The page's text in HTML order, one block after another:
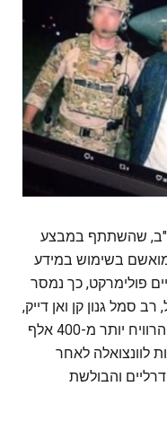
שהשתתף במבצע
מואשם בשימוש במידע
פולימרקט, כך נמסר
סמל גנון קן ואן דייק,
שהוצב בפורט בראג בצפון קרוליינה, הרוויח יותר מ-400 אלף
לוונצואלה לאחר
והבולשת